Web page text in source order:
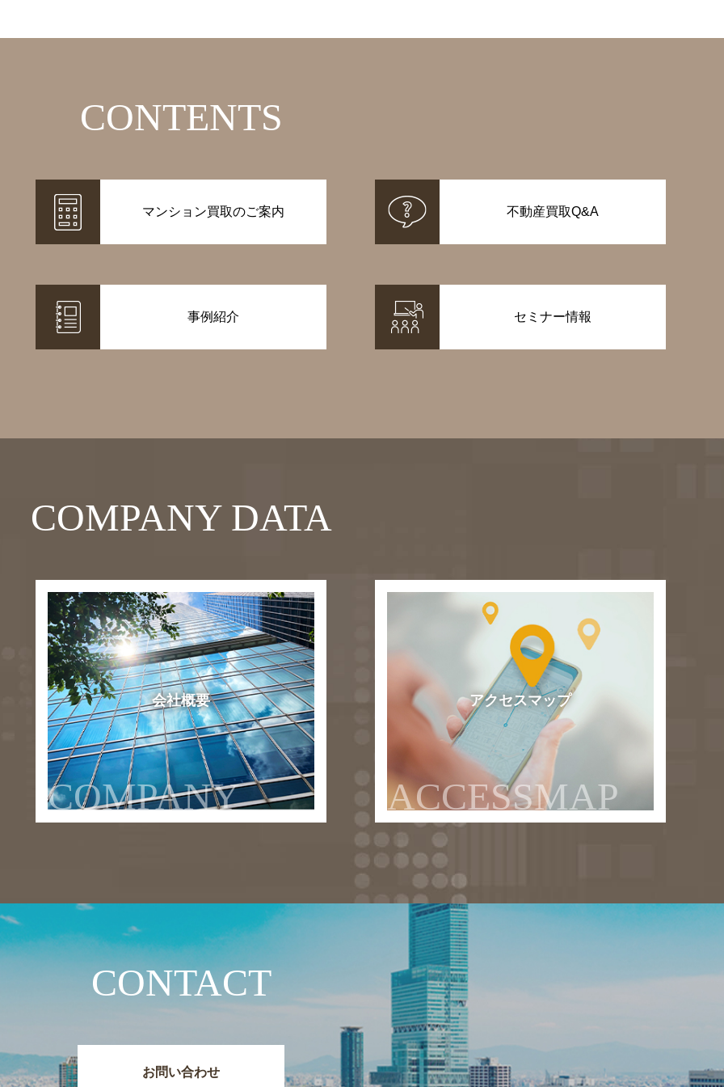
CONTENTS
マンション買取のご案内 不動産買取Q&A
事例紹介 セミナー情報
COMPANY DATA
会社概要
COMPANY
アクセスマップ
ACCESSMAP
CONTACT
お問い合わせ